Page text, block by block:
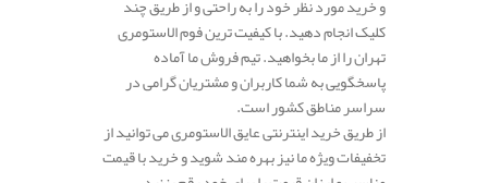
و خرید مورد نظر خود را به راحتی و از طریق چند
کلیک انجام دهید. با کیفیت ترین فوم الاستومری
تهران را از ما بخواهید. تیم فروش ما آماده
پاسخگویی به شما کاربران و مشتریان گرامی در
سراسر مناطق کشور است.
از طریق خرید اینترنتی عایق الاستومری می توانید از
تخفیفات ویژه ما نیز بهره مند شوید و خرید با قیمت